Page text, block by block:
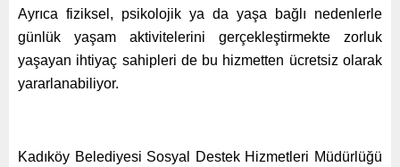
Ayrıca fiziksel, psikolojik ya da yaşa bağlı nedenlerle
günlük yaşam aktivitelerini gerçekleştirmekte zorluk
yaşayan ihtiyaç sahipleri de bu hizmetten ücretsiz olarak
yararlanabiliyor.
Kadıköy Belediyesi Sosyal Destek Hizmetleri Müdürlüğü